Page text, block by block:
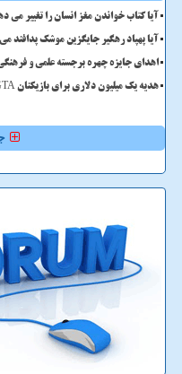
آیا کتاب خواندن مغز انسان را تغییر می
آیا پهپاد رهگیر جایگزین موشک پدافند
اهدای جایزه چهره برجسته علمی و
هدیه یک میلیون دلاری برای بازیکنان GTA